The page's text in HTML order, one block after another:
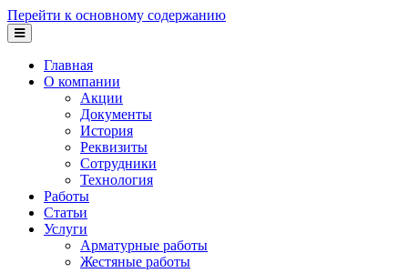
Перейти к основному содержанию
Главная
О компании
Акции
Документы
История
Реквизиты
Сотрудники
Технология
Работы
Статьи
Услуги
Арматурные работы
Жестяные работы